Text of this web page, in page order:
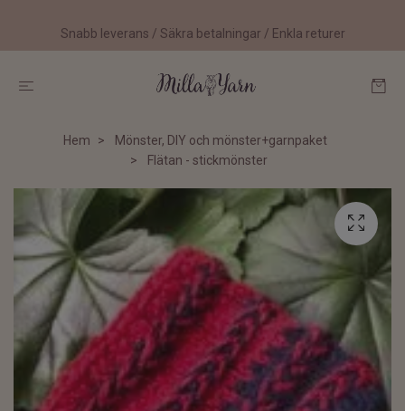
Snabb leverans / Säkra betalningar / Enkla returer
Hem
Mönster, DIY och mönster+garnpaket
Flätan - stickmönster